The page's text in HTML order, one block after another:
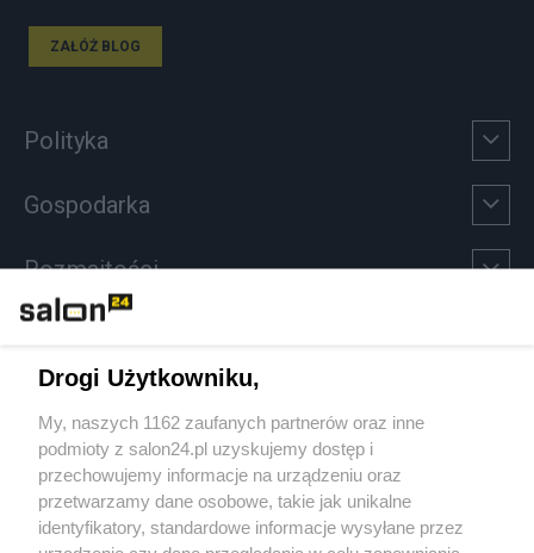
ZAŁÓŻ BLOG
Polityka
Gospodarka
Rozmaitości
Sport
Społeczeństwo
Kultura
Drogi Użytkowniku,
My, naszych 1162 zaufanych partnerów oraz inne
podmioty z salon24.pl uzyskujemy dostęp i
przechowujemy informacje na urządzeniu oraz
przetwarzamy dane osobowe, takie jak unikalne
identyfikatory, standardowe informacje wysyłane przez